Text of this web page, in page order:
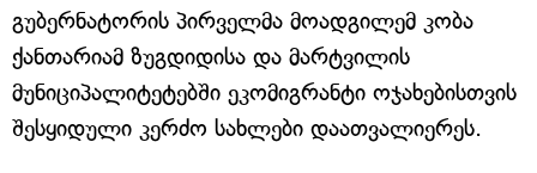
გუბერნატორის პირველმა მოადგილემ კობა
ქანთარიამ ზუგდიდისა და მარტვილის
მუნიციპალიტეტებში ეკომიგრანტი ოჯახებისთვის
შესყიდული კერძო სახლები დაათვალიერეს.